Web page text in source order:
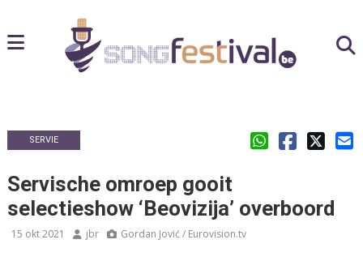
SERVIE
Servische omroep gooit
selectieshow ‘Beovizija’ overboord
15 okt 2021 jbr Gordan Jović / Eurovision.tv